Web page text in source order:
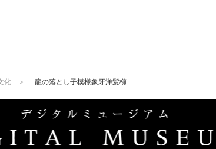
化 龍の落とし子模様象牙洋髪櫛